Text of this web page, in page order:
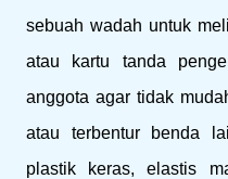
sebuah wadah untuk
atau kartu tanda
anggota agar tidak
atau terbentur benda
plastik keras, elastis